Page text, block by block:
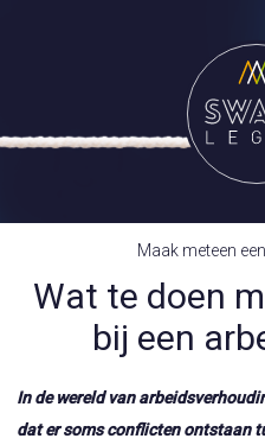
Maak meteen
Wat te doen
bij een
In de wereld van
dat er soms conflicten ontstaan